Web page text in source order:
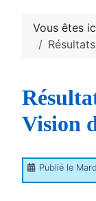
Vous êtes
Vision
Publié le